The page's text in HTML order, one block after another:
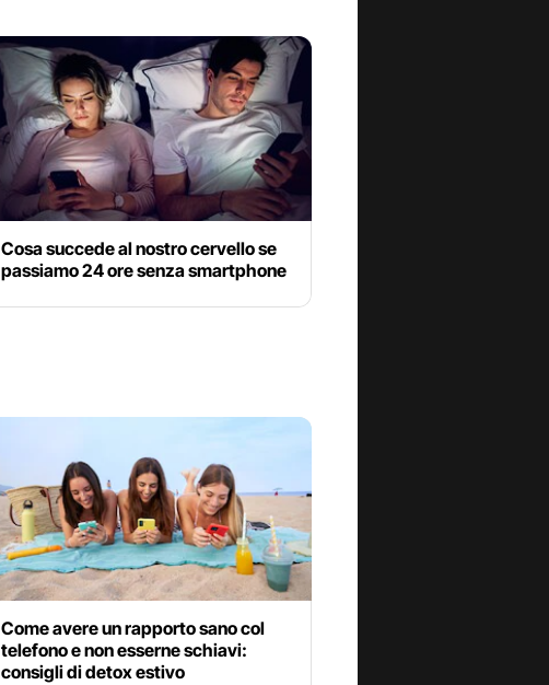
Cosa succede al nostro cervello se
passiamo 24 ore senza smartphone
Come avere un rapporto sano col
telefono e non esserne schiavi:
consigli di detox estivo